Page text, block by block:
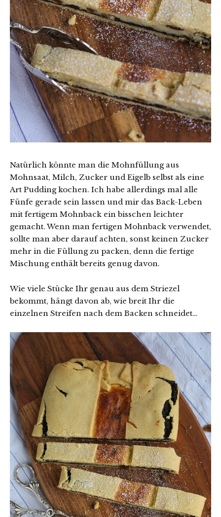
Natürlich könnte man die Mohnfüllung aus
Mohnsaat, Milch, Zucker und Eigelb selbst als eine
Art Pudding kochen. Ich habe allerdings mal alle
Fünfe gerade sein lassen und mir das Back-Leben
mit fertigem Mohnback ein bisschen leichter
gemacht. Wenn man fertigen Mohnback verwendet,
sollte man aber darauf achten, sonst keinen Zucker
mehr in die Füllung zu packen, denn die fertige
Mischung enthält bereits genug davon.
Wie viele Stücke Ihr genau aus dem Striezel
bekommt, hängt davon ab, wie breit Ihr die
einzelnen Streifen nach dem Backen schneidet…